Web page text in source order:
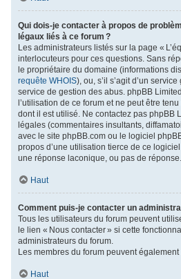
Qui dois-je contacter à propos de
légaux liés à ce forum ?
Les administrateurs listés sur la page «
interlocuteurs pour ces questions. Sans
le propriétaire du domaine (informations
requête WHOIS), ou, s’il s’agit d’un
service de gestion des abus. phpBB
l’utilisation de ce forum et ne peut être
dont il est utilisé. Ne contactez pas phpBB
légales (commentaires insultants,
avec le site phpBB.com ou le logiciel
propos d’une utilisation tierce de ce
une réponse laconique, ou pas de réponse.
Haut
Comment puis-je contacter un
Tous les utilisateurs du forum peuvent
le lien « Nous contacter » si cette
administrateurs du forum.
Les membres du forum peuvent également
Haut